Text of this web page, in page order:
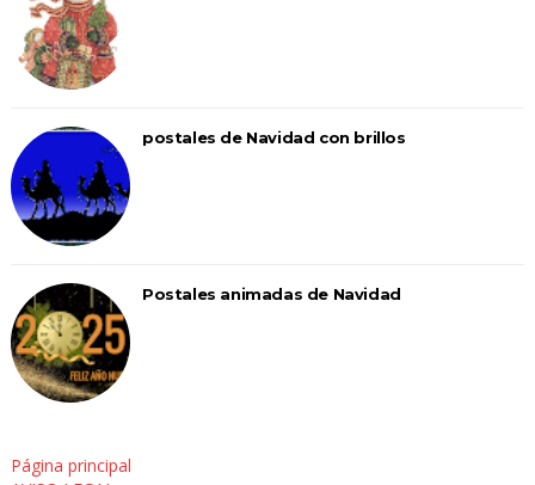
postales de Navidad con brillos
Postales animadas de Navidad
Página principal